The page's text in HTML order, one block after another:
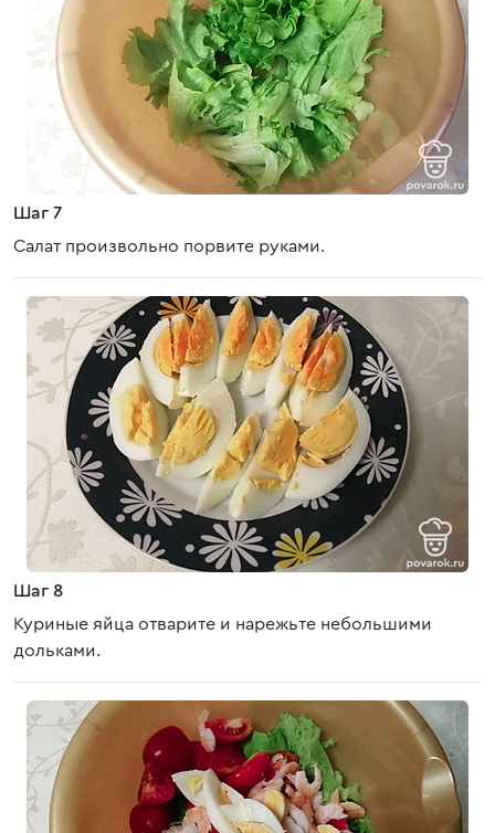
Шаг 7
Салат произвольно порвите руками.
Шаг 8
Куриные яйца отварите и нарежьте небольшими
дольками.